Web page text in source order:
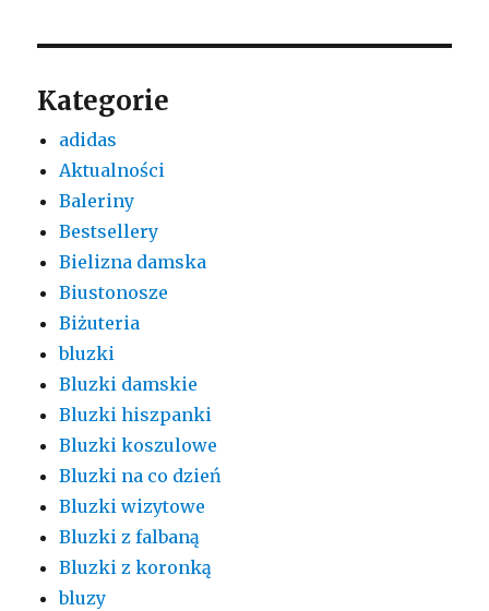
Kategorie
adidas
Aktualności
Baleriny
Bestsellery
Bielizna damska
Biustonosze
Biżuteria
bluzki
Bluzki damskie
Bluzki hiszpanki
Bluzki koszulowe
Bluzki na co dzień
Bluzki wizytowe
Bluzki z falbaną
Bluzki z koronką
bluzy